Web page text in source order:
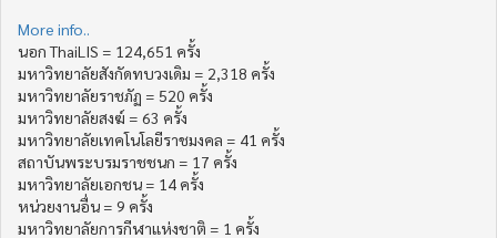
More info..
นอก ThaiLIS = 124,651 ครั้ง
มหาวิทยาลัยสังกัดทบวงเดิม = 2,318 ครั้ง
มหาวิทยาลัยราชภัฏ = 520 ครั้ง
มหาวิทยาลัยสงฆ์ = 63 ครั้ง
มหาวิทยาลัยเทคโนโลยีราชมงคล = 41 ครั้ง
สถาบันพระบรมราชชนก = 17 ครั้ง
มหาวิทยาลัยเอกชน = 14 ครั้ง
หน่วยงานอื่น = 9 ครั้ง
มหาวิทยาลัยการกีฬาแห่งชาติ = 1 ครั้ง